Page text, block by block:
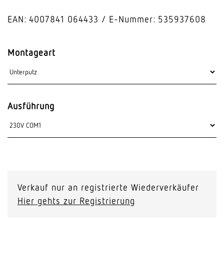
EAN: 4007841 064433 E-Nummer: 535937608
Montageart
Ausführung
Verkauf nur an registrierte Wiederverkäufer
Hier gehts zur Registrierung